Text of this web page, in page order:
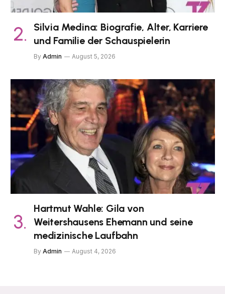
Silvia Medina: Biografie, Alter, Karriere
und Familie der Schauspielerin
By Admin August 5, 2026
Hartmut Wahle: Gila von
Weitershausens Ehemann und seine
medizinische Laufbahn
By Admin August 4, 2026